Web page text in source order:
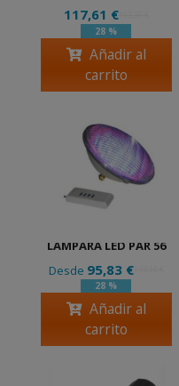
117,61 €163,35 €
28 %
Añadir al
carrito
LAMPARA LED PAR 56
Desde 95,83 €133,10 €
28 %
Añadir al
carrito